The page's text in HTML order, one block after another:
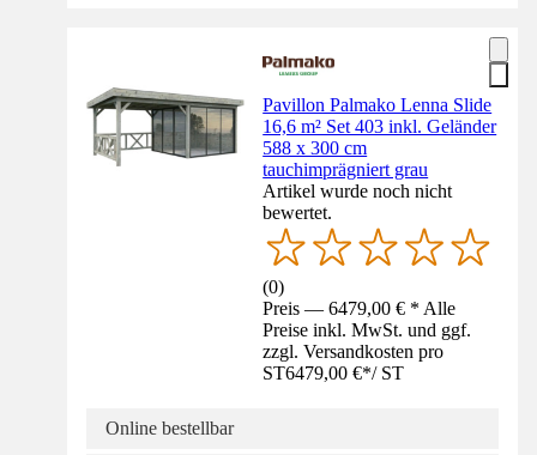
Pavillon Palmako Lenna Slide
16,6 m² Set 403 inkl. Geländer
588 x 300 cm
tauchimprägniert grau
Artikel wurde noch nicht
bewertet.
(0)
Preis — 6479,00 € * Alle
Preise inkl. MwSt. und ggf.
zzgl. Versandkosten pro
ST6479,00 €*/ ST
Online bestellbar